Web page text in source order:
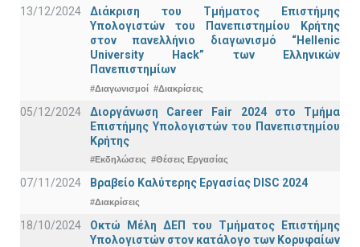
13/12/2024
Διάκριση του Τμήματος Επιστήμης
Υπολογιστών του Πανεπιστημίου Κρήτης
στον πανελλήνιο διαγωνισμό “Hellenic
University Hack” των Ελληνικών
Πανεπιστημίων
#Διαγωνισμοί #Διακρίσεις
05/12/2024
Διοργάνωση Career Fair 2024 στο Τμήμα
Επιστήμης Υπολογιστών του Πανεπιστημίου
Κρήτης
#Εκδηλώσεις #Θέσεις Εργασίας
07/11/2024 Βραβείο Καλύτερης Εργασίας DISC 2024
#Διακρίσεις
18/10/2024
Οκτώ Μέλη ΔΕΠ του Τμήματος Επιστήμης
Υπολογιστών στον κατάλογο των Κορυφαίων